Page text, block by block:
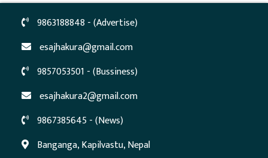
9863188848 - (Advertise)
esajhakura@gmail.com
9857053501 - (Bussiness)
esajhakura2@gmail.com
9867385645 - (News)
Banganga, Kapilvastu, Nepal